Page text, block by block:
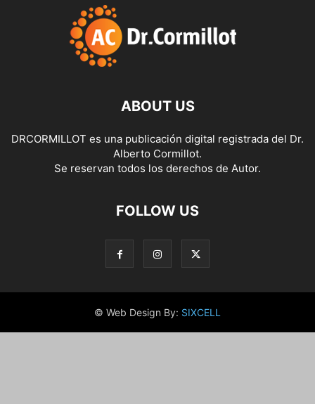
ABOUT US
DRCORMILLOT es una publicación digital registrada del Dr.
Alberto Cormillot.
Se reservan todos los derechos de Autor.
FOLLOW US
© Web Design By: SIXCELL